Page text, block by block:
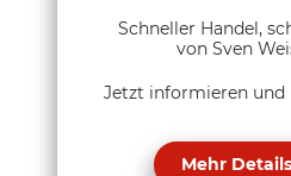
Schneller Handel,
von Sven
Jetzt informieren und
Mehr